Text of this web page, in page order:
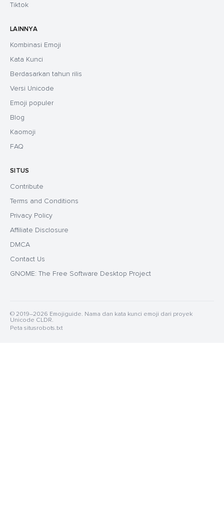
Tiktok
LAINNYA
Kombinasi Emoji
Kata Kunci
Berdasarkan tahun rilis
Versi Unicode
Emoji populer
Blog
Kaomoji
FAQ
SITUS
Contribute
Terms and Conditions
Privacy Policy
Affiliate Disclosure
DMCA
Contact Us
GNOME: The Free Software Desktop Project
© 2019–2026 Emojiguide. Nama dan kata kunci emoji dari proyek
Unicode CLDR.
Peta situsrobots.txt